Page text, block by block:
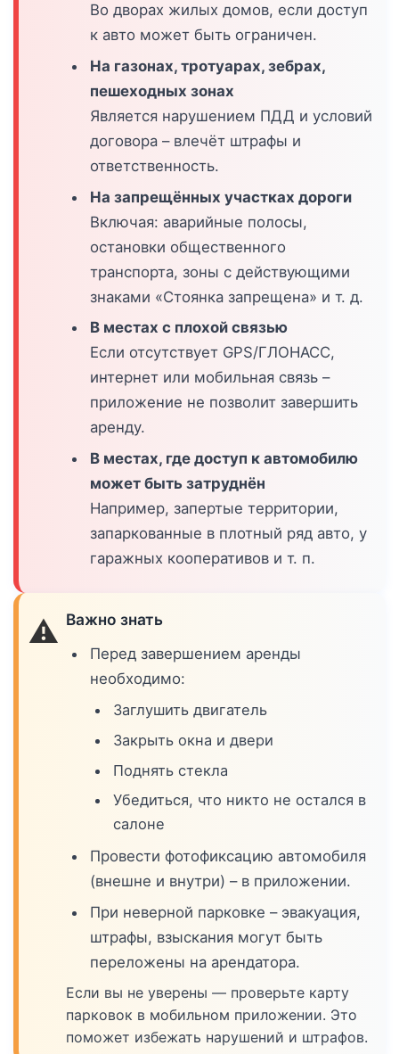
Во дворах жилых домов, если доступ
к авто может быть ограничен.
На газонах, тротуарах, зебрах,
пешеходных зонах
Является нарушением ПДД и условий
договора – влечёт штрафы и
ответственность.
На запрещённых участках дороги
Включая: аварийные полосы,
остановки общественного
транспорта, зоны с действующими
знаками «Стоянка запрещена» и т. д.
В местах с плохой связью
Если отсутствует GPS/ГЛОНАСС,
интернет или мобильная связь –
приложение не позволит завершить
аренду.
В местах, где доступ к автомобилю
может быть затруднён
Например, запертые территории,
запаркованные в плотный ряд авто, у
гаражных кооперативов и т. п.
⚠️ Важно знать
Перед завершением аренды
необходимо:
Заглушить двигатель
Закрыть окна и двери
Поднять стекла
Убедиться, что никто не остался в
салоне
Провести фотофиксацию автомобиля
(внешне и внутри) – в приложении.
При неверной парковке – эвакуация,
штрафы, взыскания могут быть
переложены на арендатора.
Если вы не уверены — проверьте карту
парковок в мобильном приложении. Это
поможет избежать нарушений и штрафов.